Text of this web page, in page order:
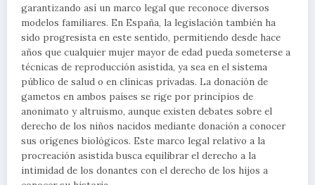
garantizando así un marco legal que reconoce diversos
modelos familiares. En España, la legislación también ha
sido progresista en este sentido, permitiendo desde hace
años que cualquier mujer mayor de edad pueda someterse a
técnicas de reproducción asistida, ya sea en el sistema
público de salud o en clínicas privadas. La donación de
gametos en ambos países se rige por principios de
anonimato y altruismo, aunque existen debates sobre el
derecho de los niños nacidos mediante donación a conocer
sus orígenes biológicos. Este marco legal relativo a la
procreación asistida busca equilibrar el derecho a la
intimidad de los donantes con el derecho de los hijos a